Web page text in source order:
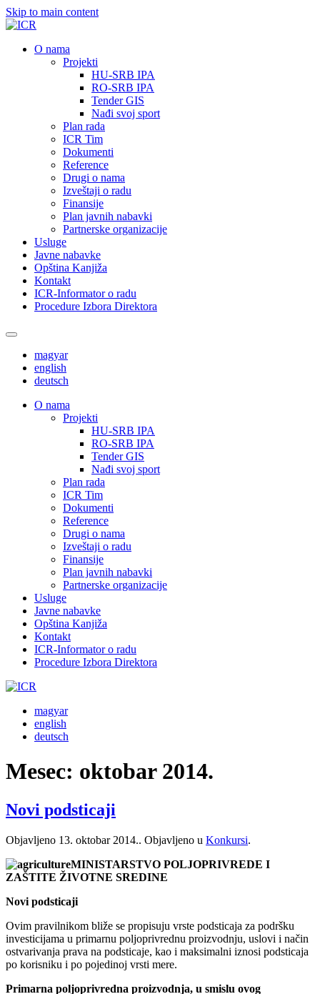
Skip to main content
О nama
Projekti
HU-SRB IPA
RO-SRB IPA
Tender GIS
Nađi svoj sport
Plan rada
ICR Tim
Dokumenti
Reference
Drugi o nama
Izveštaji o radu
Finansije
Plan javnih nabavki
Partnerske organizacije
Usluge
Javne nabavke
Opština Kanjiža
Kontakt
ICR-Informator o radu
Procedure Izbora Direktora
magyar
english
deutsch
О nama
Projekti
HU-SRB IPA
RO-SRB IPA
Tender GIS
Nađi svoj sport
Plan rada
ICR Tim
Dokumenti
Reference
Drugi o nama
Izveštaji o radu
Finansije
Plan javnih nabavki
Partnerske organizacije
Usluge
Javne nabavke
Opština Kanjiža
Kontakt
ICR-Informator o radu
Procedure Izbora Direktora
magyar
english
deutsch
Mesec: oktobar 2014.
Novi podsticaji
Objavljeno 13. oktobar 2014.. Objavljeno u Konkursi.
MINISTARSTVO POLJOPRIVREDE I
ZAŠTITE ŽIVOTNE SREDINE
Novi podsticaji
Ovim pravilnikom bliže se propisuju vrste podsticaja za podršku
investicijama u primarnu poljoprivrednu proizvodnju, uslovi i način
ostvarivanja prava na podsticaje, kao i maksimalni iznosi podsticaja
po korisniku i po pojedinoj vrsti mere.
Primarna poljoprivredna proizvodnja, u smislu ovog